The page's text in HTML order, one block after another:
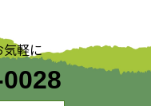
気軽に